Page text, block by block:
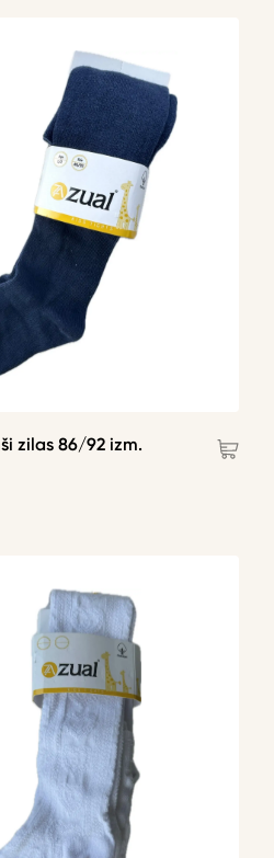
zilas 86/92 izm.